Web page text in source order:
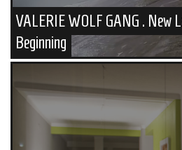
VALERIE WOLF GANG . New
Beginning